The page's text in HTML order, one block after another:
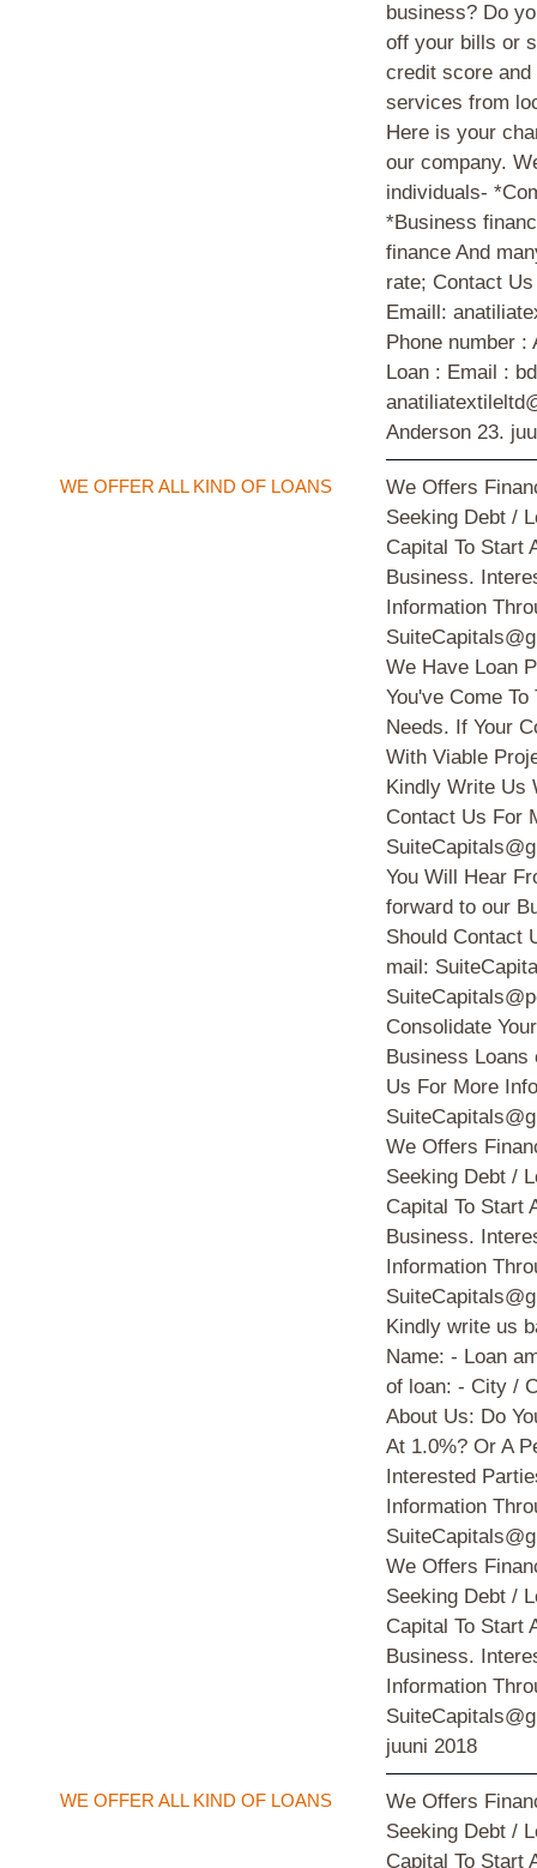
business? Do
off your bills or
credit score
services from
Here is your
our company.
individuals-
*Business
finance And
rate; Contact
Emaill:
Phone number :
Loan : Email :
Anderson 23.
WE OFFER ALL KIND OF LOANS
We Offers
Seeking Debt /
Capital To Start
Business.
Information
We Have Loan
You've Come
Needs. If Your
With Viable
Kindly Write Us
Contact Us For
You Will Hear
forward to our
Should Contact
mail:
Consolidate
Business Loans
Us For More
We Offers
Seeking Debt /
Capital To Start
Business.
Information
Kindly write us
Name: - Loan
of loan: - City /
About Us: Do
At 1.0%? Or A
Interested
Information
We Offers
Seeking Debt /
Capital To Start
Business.
Information
juuni 2018
WE OFFER ALL KIND OF LOANS
We Offers
Seeking Debt /
Capital To Start